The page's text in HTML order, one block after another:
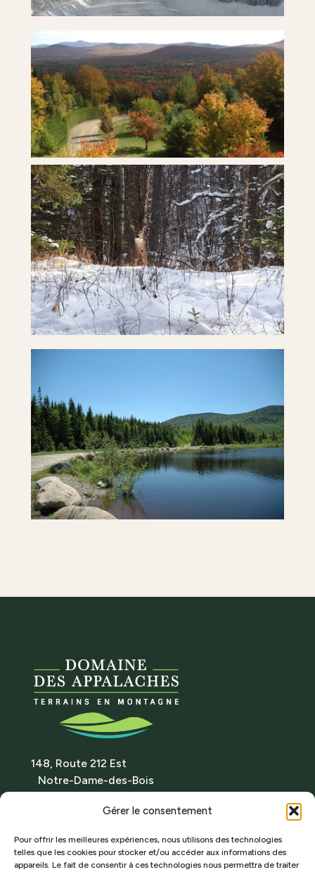
Gérer le consentement
Pour offrir les meilleures expériences, nous utilisons des technologies
telles que les cookies pour stocker et/ou accéder aux informations des
appareils. Le fait de consentir à ces technologies nous permettra de traiter
148, Route 212 Est
Notre-Dame-des-Bois
Tél. : 819 888-2314
info@domainedesappalaches.ca